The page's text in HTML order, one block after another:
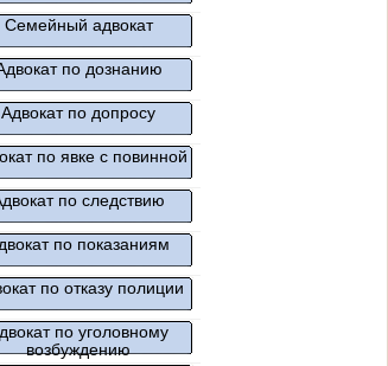
Семейный адвокат
по дознанию
Адвокат по допросу
по явке с повинной
по следствию
по показаниям
по отказу полиции
по уголовному
возбуждению